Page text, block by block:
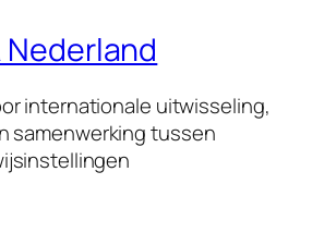
Nederland
internationale uitwisseling,
samenwerking tussen